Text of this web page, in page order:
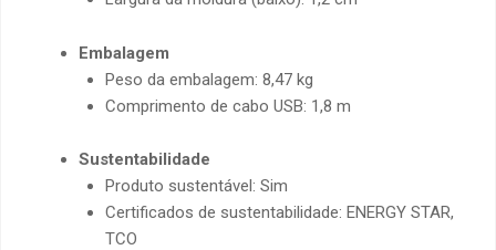
Embalagem
Peso da embalagem: 8,47 kg
Comprimento de cabo USB: 1,8 m
Sustentabilidade
Produto sustentável: Sim
Certificados de sustentabilidade: ENERGY STAR,
TCO